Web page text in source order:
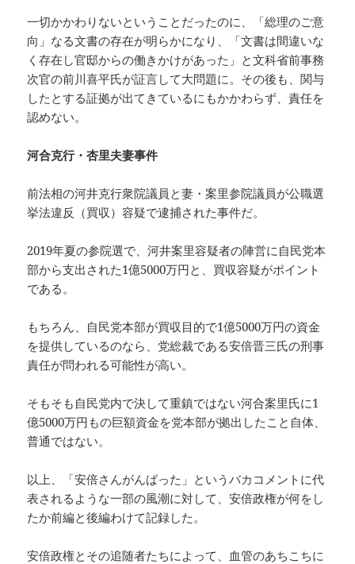
一切かかわりないということだったのに、「総理のご意
向」なる文書の存在が明らかになり、「文書は間違いな
く存在し官邸からの働きかけがあった」と文科省前事務
次官の前川喜平氏が証言して大問題に。その後も、関与
したとする証拠が出てきているにもかかわらず、責任を
認めない。
河合克行・杏里夫妻事件
前法相の河井克行衆院議員と妻・案里参院議員が公職選
挙法違反（買収）容疑で逮捕された事件だ。
2019年夏の参院選で、河井案里容疑者の陣営に自民党本
部から支出された1億5000万円と、買収容疑がポイント
である。
もちろん、自民党本部が買収目的で1億5000万円の資金
を提供しているのなら、党総裁である安倍晋三氏の刑事
責任が問われる可能性が高い。
そもそも自民党内で決して重鎮ではない河合案里氏に1
億5000万円もの巨額資金を党本部が拠出したこと自体、
普通ではない。
以上、「安倍さんがんばった」というバカコメントに代
表されるような一部の風潮に対して、安倍政権が何をし
たか前編と後編わけて記録した。
安倍政権とその追随者たちによって、血管のあちこちに